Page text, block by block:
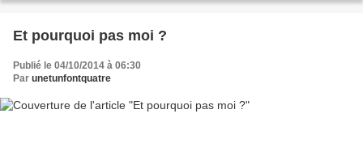
Et pourquoi pas moi ?
Publié le 04/10/2014 à 06:30
Par unetunfontquatre